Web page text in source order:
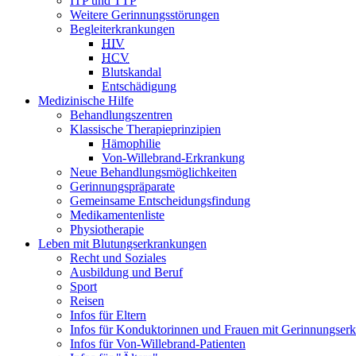
Weitere Gerinnungsstörungen
Begleiterkrankungen
HIV
HCV
Blutskandal
Entschädigung
Medizinische Hilfe
Behandlungszentren
Klassische Therapieprinzipien
Hämophilie
Von-Willebrand-Erkrankung
Neue Behandlungsmöglichkeiten
Gerinnungspräparate
Gemeinsame Entscheidungsfindung
Medikamentenliste
Physiotherapie
Leben mit Blutungserkrankungen
Recht und Soziales
Ausbildung und Beruf
Sport
Reisen
Infos für Eltern
Infos für Konduktorinnen und Frauen mit
Infos für Von-Willebrand-Patienten